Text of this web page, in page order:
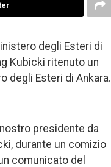
degli Esteri di
Kubicki ritenuto un
degli Esteri di Ankara.
presidente da
durante un comizio
comunicato del